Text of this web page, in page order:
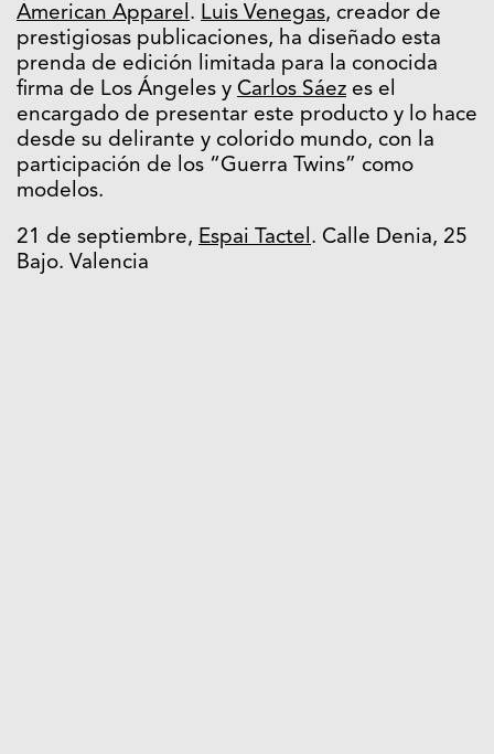
American Apparel. Luis Venegas, creador de
prestigiosas publicaciones, ha diseñado esta
prenda de edición limitada para la conocida
firma de Los Ángeles y Carlos Sáez es el
encargado de presentar este producto y lo hace
desde su delirante y colorido mundo, con la
participación de los “Guerra Twins” como
modelos.
21 de septiembre, Espai Tactel. Calle Denia, 25
Bajo. Valencia